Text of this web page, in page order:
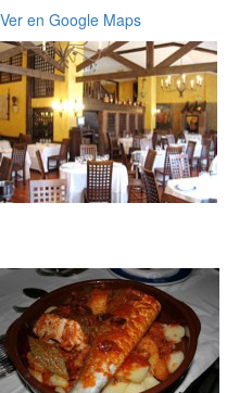
Ver en Google Maps